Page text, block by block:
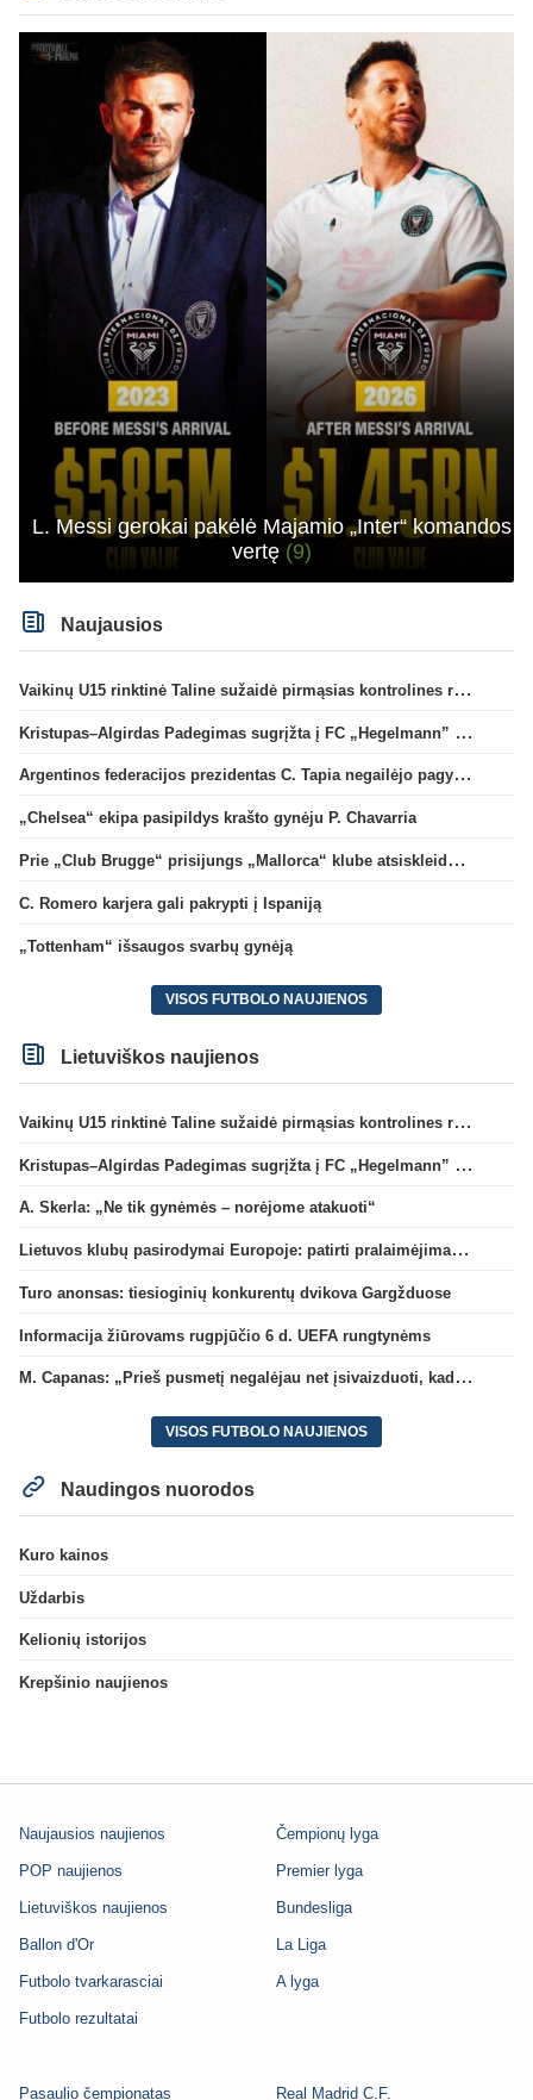
L. Messi gerokai pakėlė Majamio „Inter“ komandos
vertę (9)
Naujausios
Vaikinų U15 rinktinė Taline sužaidė pirmąsias kontrolines rungtynes
Kristupas–Algirdas Padegimas sugrįžta į FC „Hegelmann” B sudėtį
Argentinos federacijos prezidentas C. Tapia negailėjo pagyrų G. Infantino
„Chelsea“ ekipa pasipildys krašto gynėju P. Chavarria
Prie „Club Brugge“ prisijungs „Mallorca“ klube atsiskleidęs J. Virgili
C. Romero karjera gali pakrypti į Ispaniją
„Tottenham“ išsaugos svarbų gynėją
VISOS FUTBOLO NAUJIENOS
Lietuviškos naujienos
Vaikinų U15 rinktinė Taline sužaidė pirmąsias kontrolines rungtynes
Kristupas–Algirdas Padegimas sugrįžta į FC „Hegelmann” B sudėtį
A. Skerla: „Ne tik gynėmės – norėjome atakuoti“
Lietuvos klubų pasirodymai Europoje: patirti pralaimėjimai Kroatijos atstovams
Turo anonsas: tiesioginių konkurentų dvikova Gargžduose
Informacija žiūrovams rugpjūčio 6 d. UEFA rungtynėms
M. Capanas: „Prieš pusmetį negalėjau net įsivaizduoti, kad žaisime prieš „Hajduk“
VISOS FUTBOLO NAUJIENOS
Naudingos nuorodos
Kuro kainos
Uždarbis
Kelionių istorijos
Krepšinio naujienos
Naujausios naujienos
POP naujienos
Lietuviškos naujienos
Ballon d'Or
Futbolo tvarkarasciai
Futbolo rezultatai
Čempionų lyga
Premier lyga
Bundesliga
La Liga
A lyga
Pasaulio čempionatas Real Madrid C.F.